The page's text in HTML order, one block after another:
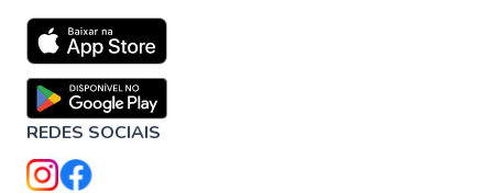
REDES SOCIAIS